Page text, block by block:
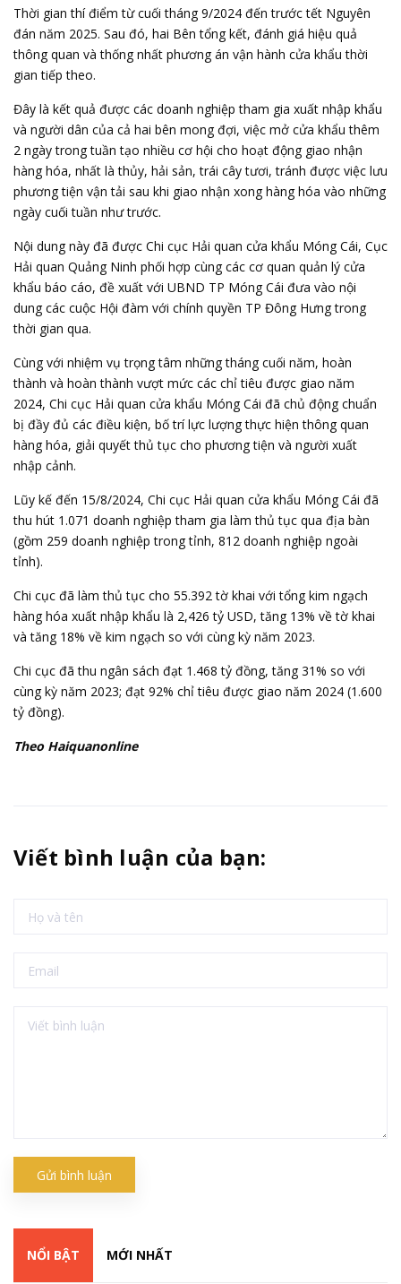
Thời gian thí điểm từ cuối tháng 9/2024 đến trước tết Nguyên
đán năm 2025. Sau đó, hai Bên tổng kết, đánh giá hiệu quả
thông quan và thống nhất phương án vận hành cửa khẩu thời
gian tiếp theo.
Đây là kết quả được các doanh nghiệp tham gia xuất nhập khẩu
và người dân của cả hai bên mong đợi, việc mở cửa khẩu thêm
2 ngày trong tuần tạo nhiều cơ hội cho hoạt động giao nhận
hàng hóa, nhất là thủy, hải sản, trái cây tươi, tránh được việc lưu
phương tiện vận tải sau khi giao nhận xong hàng hóa vào những
ngày cuối tuần như trước.
Nội dung này đã được Chi cục Hải quan cửa khẩu Móng Cái, Cục
Hải quan Quảng Ninh phối hợp cùng các cơ quan quản lý cửa
khẩu báo cáo, đề xuất với UBND TP Móng Cái đưa vào nội
dung các cuộc Hội đàm với chính quyền TP Đông Hưng trong
thời gian qua.
Cùng với nhiệm vụ trọng tâm những tháng cuối năm, hoàn
thành và hoàn thành vượt mức các chỉ tiêu được giao năm
2024, Chi cục Hải quan cửa khẩu Móng Cái đã chủ động chuẩn
bị đầy đủ các điều kiện, bố trí lực lượng thực hiện thông quan
hàng hóa, giải quyết thủ tục cho phương tiện và người xuất
nhập cảnh.
Lũy kế đến 15/8/2024, Chi cục Hải quan cửa khẩu Móng Cái đã
thu hút 1.071 doanh nghiệp tham gia làm thủ tục qua địa bàn
(gồm 259 doanh nghiệp trong tỉnh, 812 doanh nghiệp ngoài
tỉnh).
Chi cục đã làm thủ tục cho 55.392 tờ khai với tổng kim ngạch
hàng hóa xuất nhập khẩu là 2,426 tỷ USD, tăng 13% về tờ khai
và tăng 18% về kim ngạch so với cùng kỳ năm 2023.
Chi cục đã thu ngân sách đạt 1.468 tỷ đồng, tăng 31% so với
cùng kỳ năm 2023; đạt 92% chỉ tiêu được giao năm 2024 (1.600
tỷ đồng).
Theo Haiquanonline
Viết bình luận của bạn:
Gửi bình luận
NỔI BẬT MỚI NHẤT